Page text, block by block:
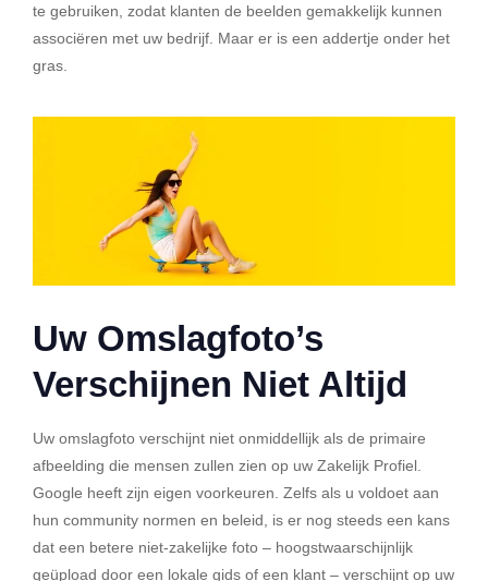
te gebruiken, zodat klanten de beelden gemakkelijk kunnen
associëren met uw bedrijf. Maar er is een addertje onder het
gras.
Uw Omslagfoto’s
Verschijnen Niet Altijd
Uw omslagfoto verschijnt niet onmiddellijk als de primaire
afbeelding die mensen zullen zien op uw Zakelijk Profiel.
Google heeft zijn eigen voorkeuren. Zelfs als u voldoet aan
hun community normen en beleid, is er nog steeds een kans
dat een betere niet-zakelijke foto – hoogstwaarschijnlijk
geüpload door een lokale gids of een klant – verschijnt op uw